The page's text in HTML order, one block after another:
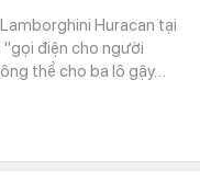
Huracan tại
"gọi điện cho người
thể cho ba lô gậy…